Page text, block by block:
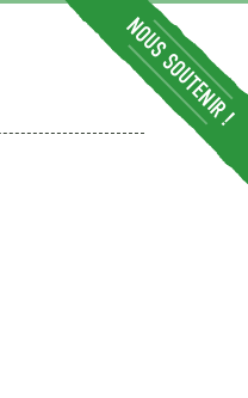
NOUS SOUTENIR !